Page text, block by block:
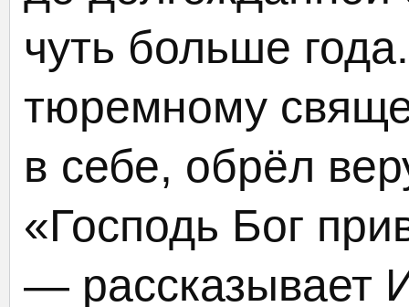
чуть больше
тюремному
в себе, обрёл
«Господь Бог
— рассказывает